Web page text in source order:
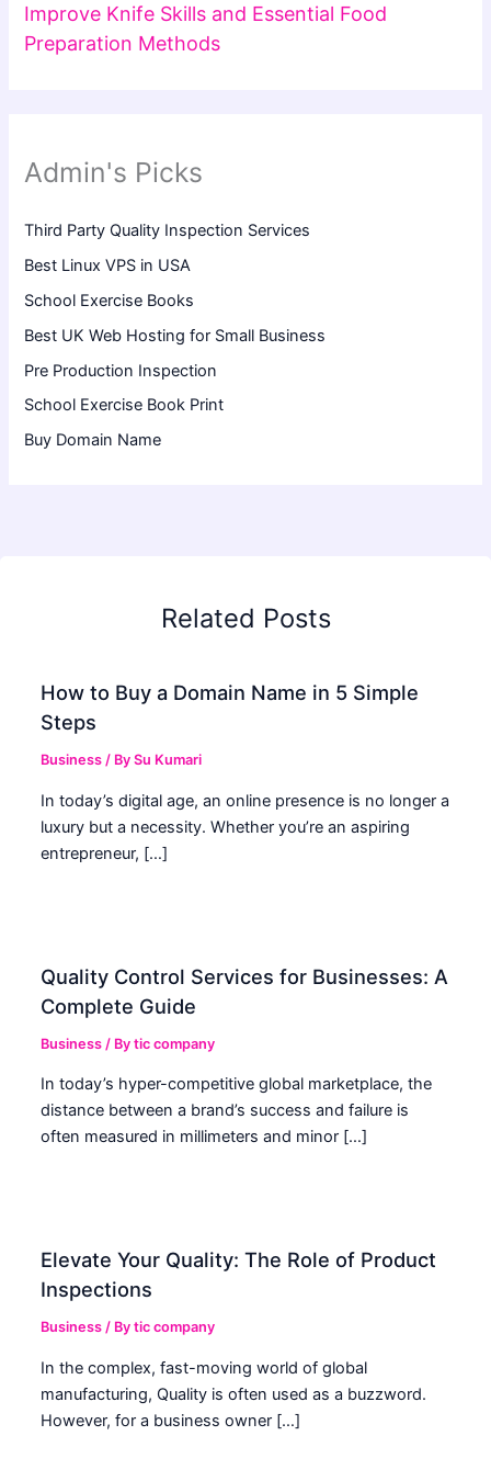
Improve Knife Skills and Essential Food
Preparation Methods
Admin's Picks
Third Party Quality Inspection Services
Best Linux VPS in USA
School Exercise Books
Best UK Web Hosting for Small Business
Pre Production Inspection
School Exercise Book Print
Buy Domain Name
Related Posts
How to Buy a Domain Name in 5 Simple
Steps
Business / BySu Kumari
In today’s digital age, an online presence is no longer a
luxury but a necessity. Whether you’re an aspiring
entrepreneur, […]
Quality Control Services for Businesses: A
Complete Guide
Business / Bytic company
In today’s hyper-competitive global marketplace, the
distance between a brand’s success and failure is
often measured in millimeters and minor […]
Elevate Your Quality: The Role of Product
Inspections
Business / Bytic company
In the complex, fast-moving world of global
manufacturing, Quality is often used as a buzzword.
However, for a business owner […]